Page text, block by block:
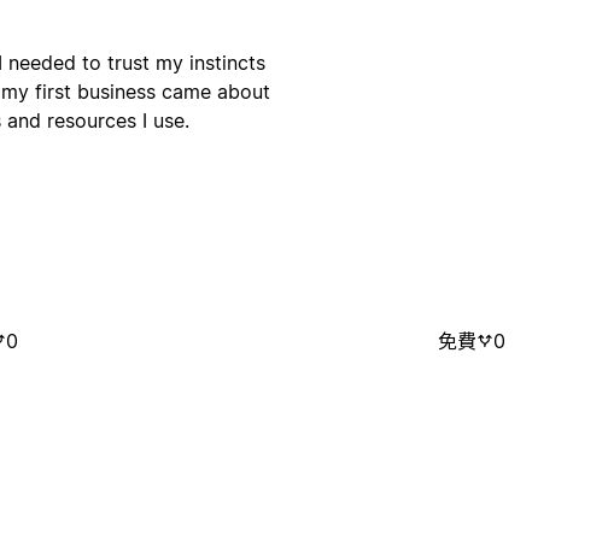
needed to trust my instincts
first business came about
resources I use.
0 免費 0